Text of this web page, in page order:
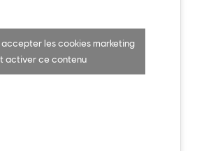
les cookies marketing
activer ce contenu